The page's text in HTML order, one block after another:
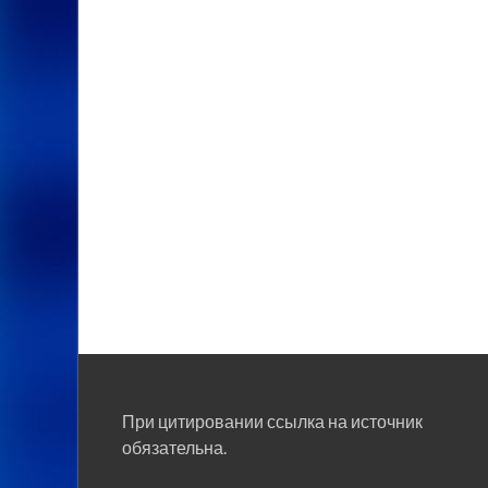
При цитировании ссылка на источник
обязательна.